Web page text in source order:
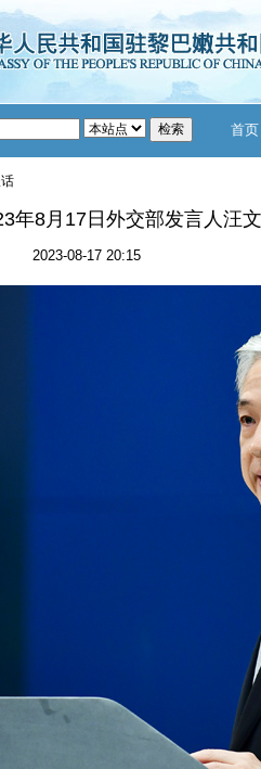
首页
年8月17日外交部发言人汪
2023-08-17 20:15